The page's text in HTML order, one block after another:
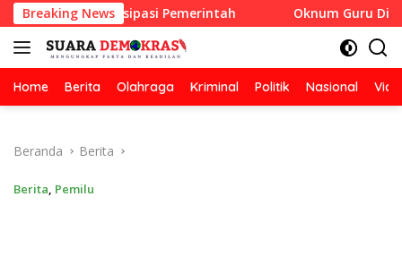
Langsung
ke
konten
Breaking News
Partisipasi Pemerintah Oknum Guru Diduga
Home Berita Olahraga Kriminal Politik Nasional
Beranda Berita
Berita, Pemilu